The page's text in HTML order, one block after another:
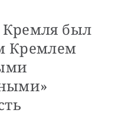
был
Кремлем